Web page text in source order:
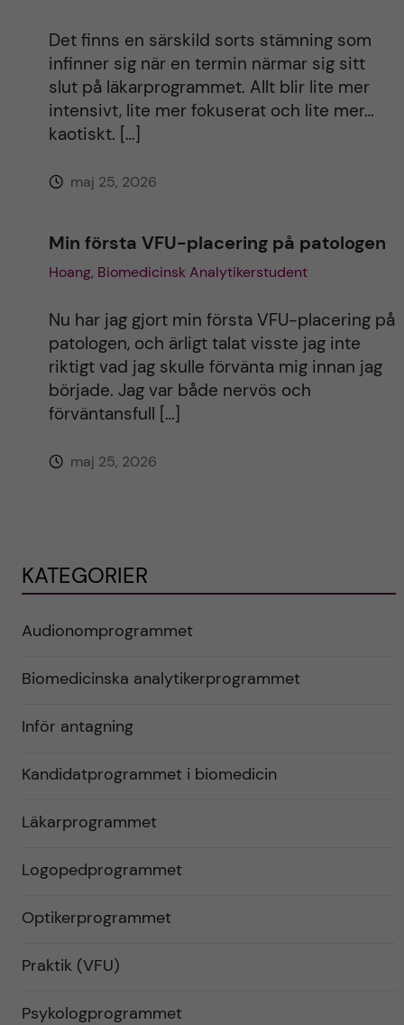
Det finns en särskild sorts stämning som
infinner sig när en termin närmar sig sitt
slut på läkarprogrammet. Allt blir lite mer
intensivt, lite mer fokuserat och lite mer…
kaotiskt. […]
maj 25, 2026
Min första VFU-placering på patologen
Hoang, Biomedicinsk Analytikerstudent
Nu har jag gjort min första VFU-placering på
patologen, och ärligt talat visste jag inte
riktigt vad jag skulle förvänta mig innan jag
började. Jag var både nervös och
förväntansfull […]
maj 25, 2026
KATEGORIER
Audionomprogrammet
Biomedicinska analytikerprogrammet
Inför antagning
Kandidatprogrammet i biomedicin
Läkarprogrammet
Logopedprogrammet
Optikerprogrammet
Praktik (VFU)
Psykologprogrammet